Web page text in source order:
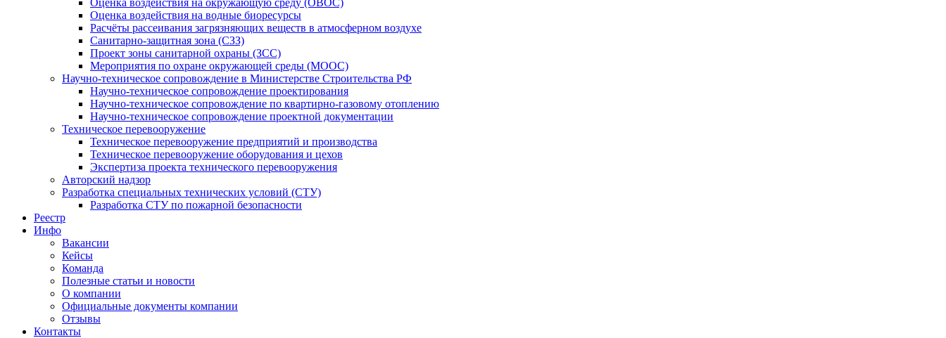
Оценка воздействия на окружающую среду (ОВОС)
Оценка воздействия на водные биоресурсы
Расчёты рассеивания загрязняющих веществ в атмосферном воздухе
Санитарно-защитная зона (СЗЗ)
Проект зоны санитарной охраны (ЗСС)
Мероприятия по охране окружающей среды (МООС)
Научно-техническое сопровождение в Министерстве Строительства РФ
Научно-техническое сопровождение проектирования
Научно-техническое сопровождение по квартирно-газовому отоплению
Научно-техническое сопровождение проектной документации
Техническое перевооружение
Техническое перевооружение предприятий и производства
Техническое перевооружение оборудования и цехов
Экспертиза проекта технического перевооружения
Авторский надзор
Разработка специальных технических условий (СТУ)
Разработка СТУ по пожарной безопасности
Реестр
Инфо
Вакансии
Кейсы
Команда
Полезные статьи и новости
О компании
Официальные документы компании
Отзывы
Контакты